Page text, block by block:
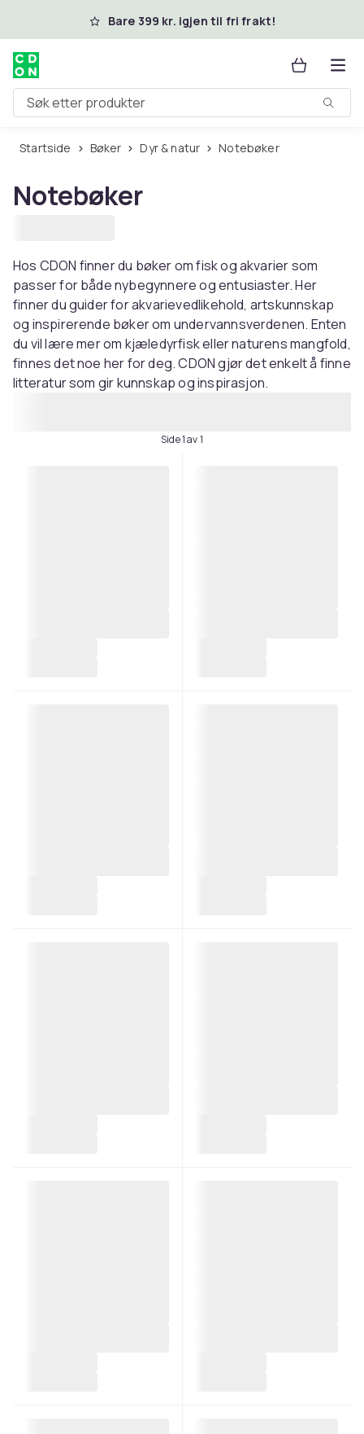
Hopp til hovedinnholdBare 399 kr. igjen til fri frakt!
Søk etter produkter
Startside Bøker Dyr & natur Notebøker
Notebøker
Hos CDON finner du bøker om fisk og akvarier som
passer for både nybegynnere og entusiaster. Her
finner du guider for akvarievedlikehold, artskunnskap
og inspirerende bøker om undervannsverdenen. Enten
du vil lære mer om kjæledyrfisk eller naturens mangfold,
finnes det noe her for deg. CDON gjør det enkelt å finne
litteratur som gir kunnskap og inspirasjon.
Side 1 av 1